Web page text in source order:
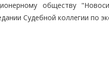
обществу
Судебной коллегии по